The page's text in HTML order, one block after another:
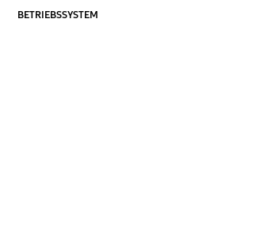
BETRIEBSSYSTEM